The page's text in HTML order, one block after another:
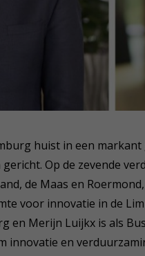
huist in een markant
Op de zevende
de Maas en
voor innovatie in de
en Merijn Luijkx is als
innovatie en